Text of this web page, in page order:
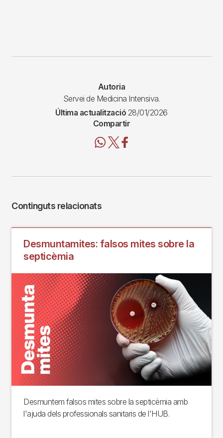
Autoria
Servei de Medicina Intensiva.
Última actualització 28/01/2026
Compartir
Continguts relacionats
Desmuntamites: falsos mites sobre la
septicèmia
Desmuntem falsos mites sobre la septicèmia amb
l'ajuda dels professionals sanitaris de l'HUB.